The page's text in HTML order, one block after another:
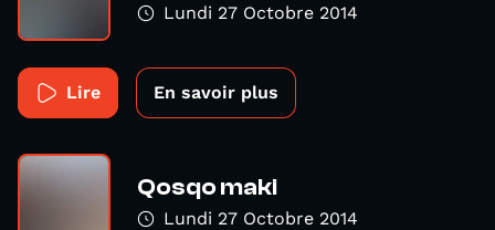
Lundi 27 Octobre 2014
Lire En savoir plus
Qosqo maki
Lundi 27 Octobre 2014